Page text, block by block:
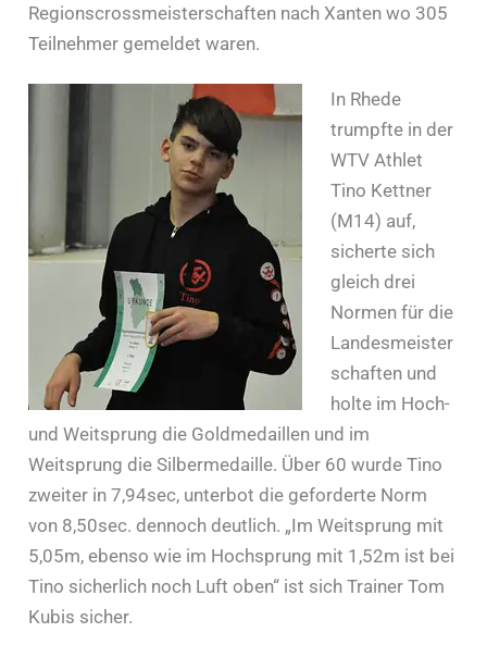
Regionscrossmeisterschaften nach Xanten wo 305
Teilnehmer gemeldet waren.
In Rhede
trumpfte in der
WTV Athlet
Tino Kettner
(M14) auf,
sicherte sich
gleich drei
Normen für die
Landesmeister
schaften und
holte im Hoch-
und Weitsprung die Goldmedaillen und im
Weitsprung die Silbermedaille. Über 60 wurde Tino
zweiter in 7,94sec, unterbot die geforderte Norm
von 8,50sec. dennoch deutlich. „Im Weitsprung mit
5,05m, ebenso wie im Hochsprung mit 1,52m ist bei
Tino sicherlich noch Luft oben“ ist sich Trainer Tom
Kubis sicher.